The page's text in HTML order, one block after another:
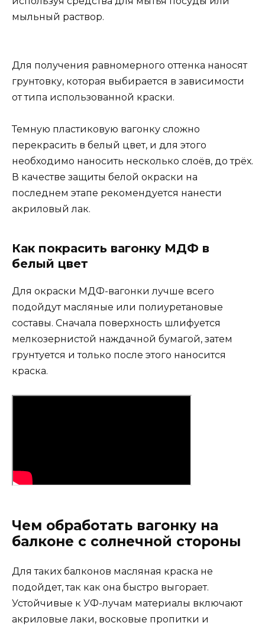
мыльный раствор.
Для получения равномерного оттенка наносят
грунтовку, которая выбирается в зависимости
от типа использованной краски.
Темную пластиковую вагонку сложно
перекрасить в белый цвет, и для этого
необходимо наносить несколько слоёв, до трёх.
В качестве защиты белой окраски на
последнем этапе рекомендуется нанести
акриловый лак.
Как покрасить вагонку МДФ в
белый цвет
Для окраски МДФ-вагонки лучше всего
подойдут масляные или полиуретановые
составы. Сначала поверхность шлифуется
мелкозернистой наждачной бумагой, затем
грунтуется и только после этого наносится
краска.
Чем обработать вагонку на
балконе с солнечной стороны
Для таких балконов масляная краска не
подойдет, так как она быстро выгорает.
Устойчивые к УФ-лучам материалы включают
акриловые лаки, восковые пропитки и